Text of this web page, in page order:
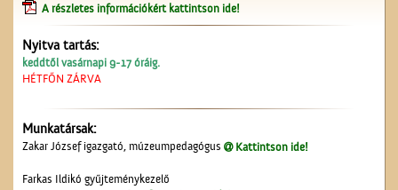
Az 5-ik Temetkezési
A részletes információkért kattintson ide!
Nyitva tartás:
keddtől vasárnapi 9-17 óráig.
HÉTFŐN ZÁRVA
Munkatársak:
Zakar József igazgató, múzeumpedagógus Kattintson ide!
Farkas Ildikó gyűjteménykezelő